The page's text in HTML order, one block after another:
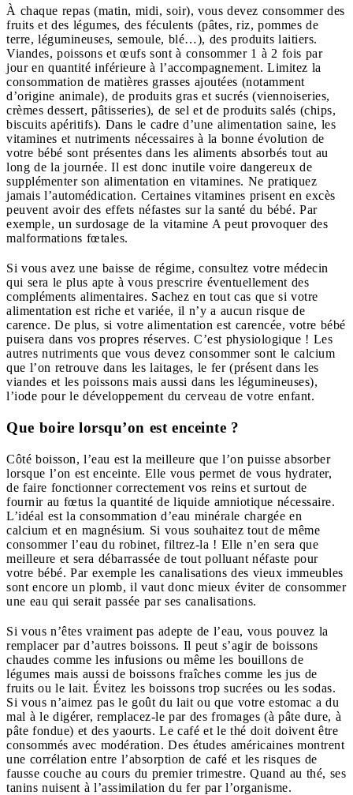
À chaque repas (matin, midi, soir), vous devez consommer des
fruits et des légumes, des féculents (pâtes, riz, pommes de
terre, légumineuses, semoule, blé…), des produits laitiers.
Viandes, poissons et œufs sont à consommer 1 à 2 fois par
jour en quantité inférieure à l’accompagnement. Limitez la
consommation de matières grasses ajoutées (notamment
d’origine animale), de produits gras et sucrés (viennoiseries,
crèmes dessert, pâtisseries), de sel et de produits salés (chips,
biscuits apéritifs). Dans le cadre d’une alimentation saine, les
vitamines et nutriments nécessaires à la bonne évolution de
votre bébé sont présentes dans les aliments absorbés tout au
long de la journée. Il est donc inutile voire dangereux de
supplémenter son alimentation en vitamines. Ne pratiquez
jamais l’automédication. Certaines vitamines prisent en excès
peuvent avoir des effets néfastes sur la santé du bébé. Par
exemple, un surdosage de la vitamine A peut provoquer des
malformations fœtales.
Si vous avez une baisse de régime, consultez votre médecin
qui sera le plus apte à vous prescrire éventuellement des
compléments alimentaires. Sachez en tout cas que si votre
alimentation est riche et variée, il n’y a aucun risque de
carence. De plus, si votre alimentation est carencée, votre bébé
puisera dans vos propres réserves. C’est physiologique ! Les
autres nutriments que vous devez consommer sont le calcium
que l’on retrouve dans les laitages, le fer (présent dans les
viandes et les poissons mais aussi dans les légumineuses),
l’iode pour le développement du cerveau de votre enfant.
Que boire lorsqu’on est enceinte ?
Côté boisson, l’eau est la meilleure que l’on puisse absorber
lorsque l’on est enceinte. Elle vous permet de vous hydrater,
de faire fonctionner correctement vos reins et surtout de
fournir au fœtus la quantité de liquide amniotique nécessaire.
L’idéal est la consommation d’eau minérale chargée en
calcium et en magnésium. Si vous souhaitez tout de même
consommer l’eau du robinet, filtrez-la ! Elle n’en sera que
meilleure et sera débarrassée de tout polluant néfaste pour
votre bébé. Par exemple les canalisations des vieux immeubles
sont encore un plomb, il vaut donc mieux éviter de consommer
une eau qui serait passée par ses canalisations.
Si vous n’êtes vraiment pas adepte de l’eau, vous pouvez la
remplacer par d’autres boissons. Il peut s’agir de boissons
chaudes comme les infusions ou même les bouillons de
légumes mais aussi de boissons fraîches comme les jus de
fruits ou le lait. Évitez les boissons trop sucrées ou les sodas.
Si vous n’aimez pas le goût du lait ou que votre estomac a du
mal à le digérer, remplacez-le par des fromages (à pâte dure, à
pâte fondue) et des yaourts. Le café et le thé doit doivent être
consommés avec modération. Des études américaines montrent
une corrélation entre l’absorption de café et les risques de
fausse couche au cours du premier trimestre. Quand au thé, ses
tanins nuisent à l’assimilation du fer par l’organisme.